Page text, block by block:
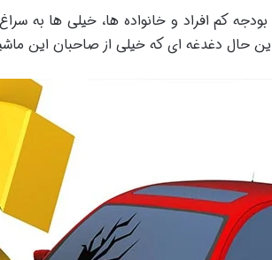
بودجه کم افراد و خانواده ها، خیلی ها
حال دغدغه ای که خیلی از صاحبان این